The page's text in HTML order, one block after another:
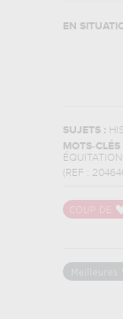
EN
SUJETS :
MOTS-CLÉS
ÉQUITATION
(REF :